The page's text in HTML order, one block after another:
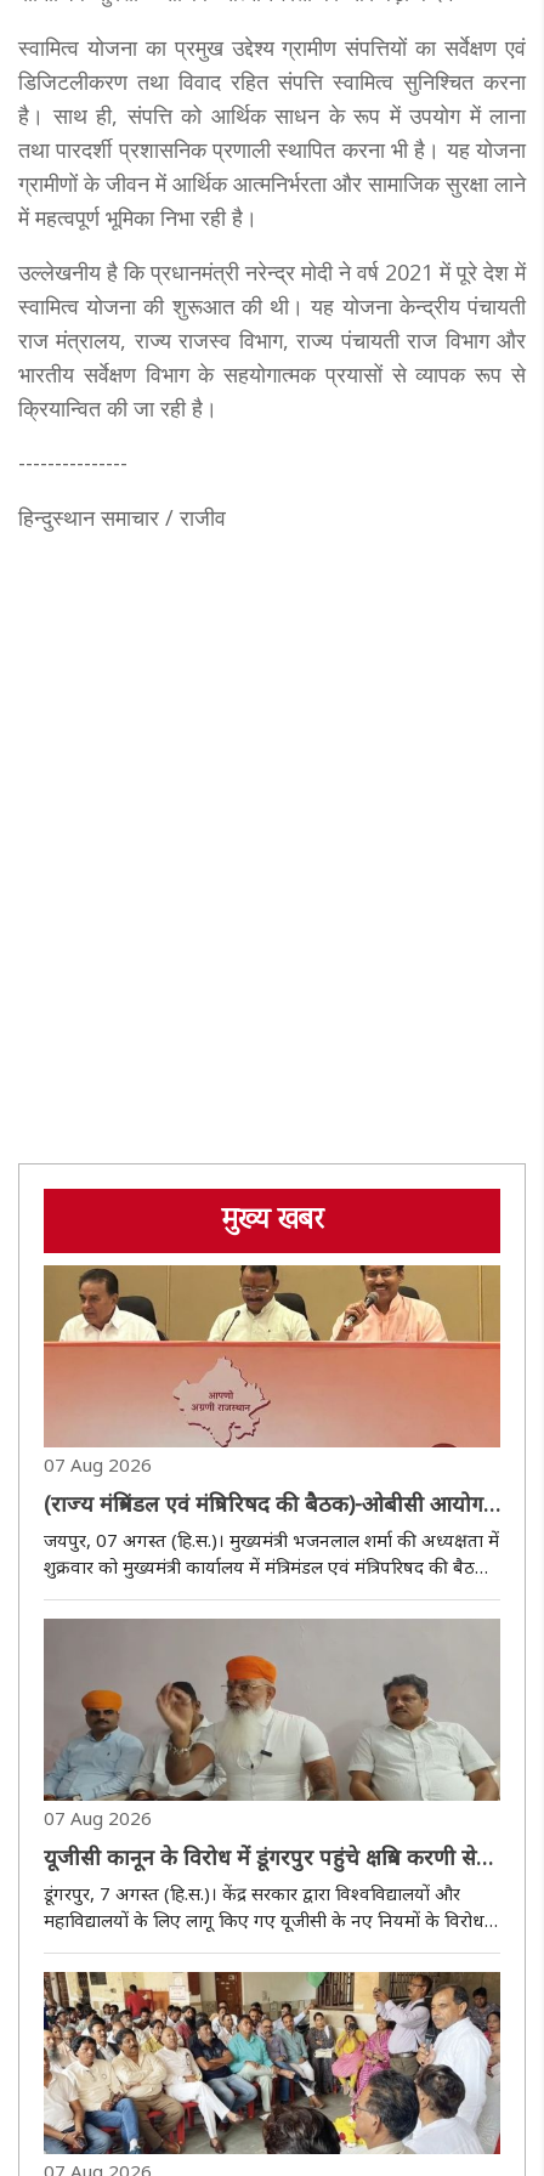
स्वामित्व योजना का प्रमुख उद्देश्य ग्रामीण संपत्तियों का सर्वेक्षण एवं
डिजिटलीकरण तथा विवाद रहित संपत्ति स्वामित्व सुनिश्चित करना
है। साथ ही, संपत्ति को आर्थिक साधन के रूप में उपयोग में लाना
तथा पारदर्शी प्रशासनिक प्रणाली स्थापित करना भी है। यह योजना
ग्रामीणों के जीवन में आर्थिक आत्मनिर्भरता और सामाजिक सुरक्षा लाने
में महत्वपूर्ण भूमिका निभा रही है।
उल्लेखनीय है कि प्रधानमंत्री नरेन्द्र मोदी ने वर्ष 2021 में पूरे देश में
स्वामित्व योजना की शुरूआत की थी। यह योजना केन्द्रीय पंचायती
राज मंत्रालय, राज्य राजस्व विभाग, राज्य पंचायती राज विभाग और
भारतीय सर्वेक्षण विभाग के सहयोगात्मक प्रयासों से व्यापक रूप से
क्रियान्वित की जा रही है।
---------------
हिन्दुस्थान समाचार / राजीव
मुख्य खबर
07 Aug 2026
(राज्य मंत्रिमंडल एवं मंत्रिपरिषद की बैठक)-ओबीसी आयोग
की सिफारिशें स्वीकृत, वन स्टेट-वन इलेक्शन के तहत होंगे
पंचायत राज एवं नगरीय निकाय चुनाव
जयपुर, 07 अगस्त (हि.स.)। मुख्यमंत्री भजनलाल शर्मा की अध्यक्षता में
शुक्रवार को मुख्यमंत्री कार्यालय में मंत्रिमंडल एवं मंत्रिपरिषद की बैठक
वन स्टेट-वन इलेक्शन की अवधारणा पर कराए जाने, किसान..
07 Aug 2026
यूजीसी कानून के विरोध में डूंगरपुर पहुंचे क्षत्रिय करणी सेना
के राष्ट्रीय अध्यक्ष
डूंगरपुर, 7 अगस्त (हि.स.)। केंद्र सरकार द्वारा विश्वविद्यालयों और
महाविद्यालयों के लिए लागू किए गए यूजीसी के नए नियमों के विरोध में
आयोजित की जाएगी। यह जानकारी क्षत्रिय करणी सेना और अख..
07 Aug 2026